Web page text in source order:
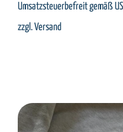
Umsatzsteuerbefreit gemäß
zzgl.Versand